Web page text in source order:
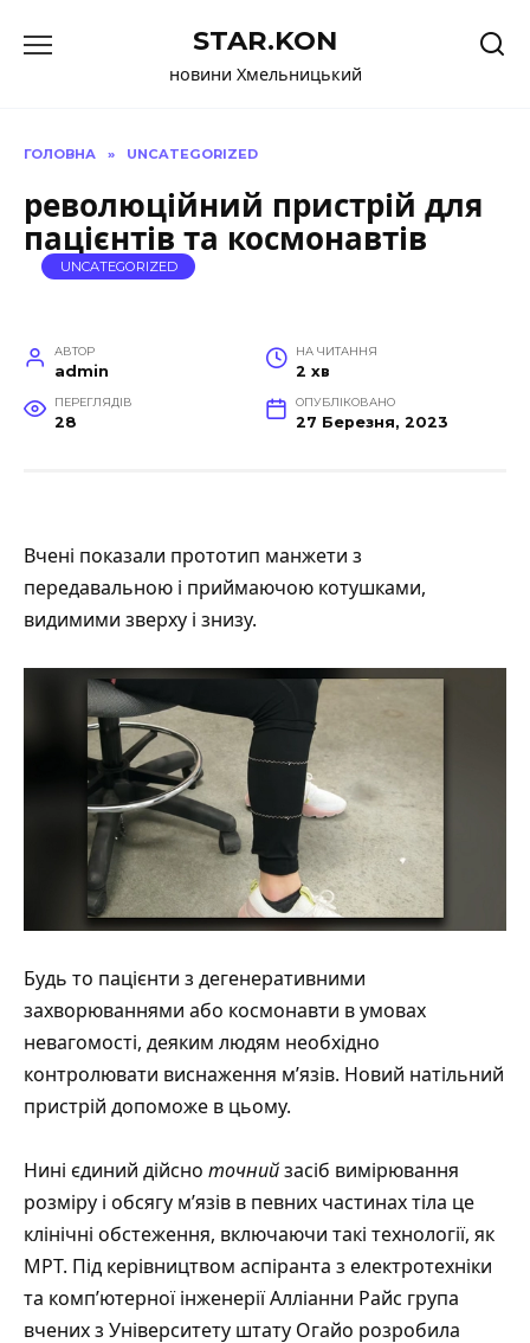
до
STAR.KON
новини Хмельницький
ГОЛОВНА » UNCATEGORIZED
революційний пристрій для
пацієнтів та космонавтів
UNCATEGORIZED
АВТОР
admin
НА ЧИТАННЯ
2 хв
ПЕРЕГЛЯДІВ
28
ОПУБЛІКОВАНО
27 Березня, 2023
Вчені показали прототип манжети з
передавальною і приймаючою котушками,
видимими зверху і знизу.
Будь то пацієнти з дегенеративними
захворюваннями або космонавти в умовах
невагомості, деяким людям необхідно
контролювати виснаження м’язів. Новий натільний
пристрій допоможе в цьому.
Нині єдиний дійсно точнийзасіб вимірювання
розміру і обсягу м’язів в певних частинах тіла це
клінічні обстеження, включаючи такі технології, як
МРТ. Під керівництвом аспіранта з електротехніки
та комп’ютерної інженерії Алліанни Райс група
вчених з Університету штату Огайо розробила